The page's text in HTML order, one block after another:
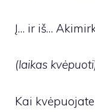
Į… ir iš…
(laikas
Kai